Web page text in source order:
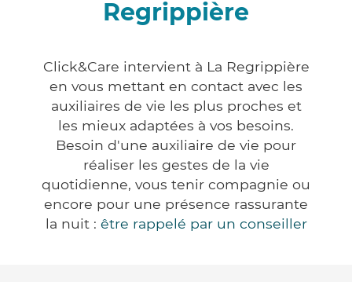
Regrippière
Click&Care intervient à La Regrippière
en vous mettant en contact avec les
auxiliaires de vie les plus proches et
les mieux adaptées à vos besoins.
Besoin d'une auxiliaire de vie pour
réaliser les gestes de la vie
quotidienne, vous tenir compagnie ou
encore pour une présence rassurante
la nuit : être rappelé par un conseiller